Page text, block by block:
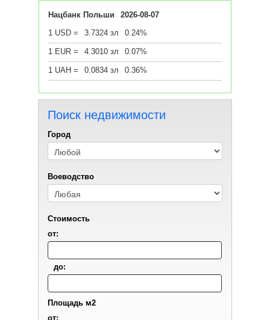
Нацбанк Польши
2026-08-07
1 USD =
3.7324 зл 0.24%
1 EUR = 4.3010 зл 0.07%
1 UAH = 0.0834 зл 0.36%
Поиск недвижимости
Город
Воеводствo
Стоимость
от:
до:
Площадь м2
от: